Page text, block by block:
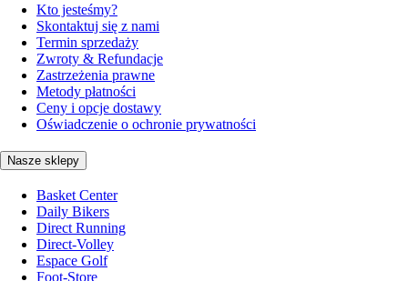
Kto jesteśmy?
Skontaktuj się z nami
Termin sprzedaży
Zwroty & Refundacje
Zastrzeżenia prawne
Metody płatności
Ceny i opcje dostawy
Oświadczenie o ochronie prywatności
Nasze sklepy
Basket Center
Daily Bikers
Direct Running
Direct-Volley
Espace Golf
Foot-Store